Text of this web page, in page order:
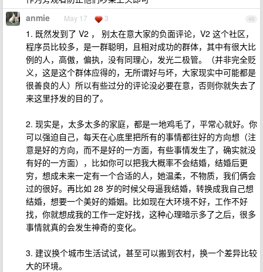
49
anmie May 17 3
1. 既然发到了 V2 ， 别太在意大家的负面评论，V2 这个社区，
程序员比较多，是一群聪明，且相对成功的群体，其中有很大比
例的人，高傲，偏执，没有同理心，发光二极管。（并非完全贬
义，这是这个群体应得的，无所谓好与坏，大家现实中可能都是
很善良的人）所以有些过分的评论没必要在意，否则你就失去了
来这里抒发的目的了。
2. 现实是，太多太多的家庭，都是一地鸡毛了，平常心就好。你
可以强迫自己，每天在心底里把所有的事情都往好的方向想（注
意是好的方向，而不是好的一方面，有些事情发生了，确实就没
有好的一方面），比如你可以把我大概率不会结婚，结婚后更
穷，想成未来一定有一个合适的人，她温柔，不物质，我们俩会
过的很好。再比如 28 岁的时候父母逼我结婚，转换成我自己想
结婚，想要一个美好的婚姻。比如现在大环境不好，工作不好
找，你就想成我的工作一定好找，这种心理暗示多了之后，很多
事情就真的会发生神奇的变化。
3. 建议换个城市生活试试，甚至可以搬到农村，换一个差异比较
大的环境。